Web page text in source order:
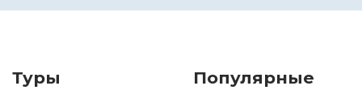
Туры
Популярные